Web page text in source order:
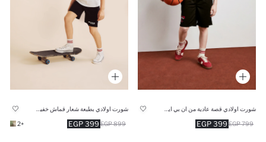
399 EGP 799 EGP
399 EGP 899 EGP
+2